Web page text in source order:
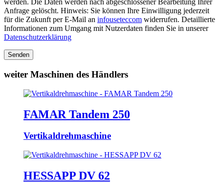
werden. Die Daten werden nach abgeschlossener Bearbeitung Ihrer
Anfrage gelöscht. Hinweis: Sie können Ihre Einwilligung jederzeit
für die Zukunft per E-Mail an infouseteccom widerrufen. Detaillierte
Informationen zum Umgang mit Nutzerdaten finden Sie in unserer
Datenschutzerklärung
Senden
weiter Maschinen des Händlers
FAMAR Tandem 250
Vertikaldrehmaschine
HESSAPP DV 62